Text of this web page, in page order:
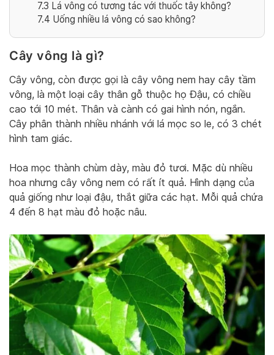
7.3 Lá vông có tương tác với thuốc tây không?
7.4 Uống nhiều lá vông có sao không?
Cây vông là gì?
Cây vông, còn được gọi là cây vông nem hay cây tầm
vông, là một loại cây thân gỗ thuộc họ Đậu, có chiều
cao tới 10 mét. Thân và cành có gai hình nón, ngắn.
Cây phân thành nhiều nhánh với lá mọc so le, có 3 chét
hình tam giác.
Hoa mọc thành chùm dày, màu đỏ tươi. Mặc dù nhiều
hoa nhưng cây vông nem có rất ít quả. Hình dạng của
quả giống như loại đậu, thắt giữa các hạt. Mỗi quả chứa
4 đến 8 hạt màu đỏ hoặc nâu.